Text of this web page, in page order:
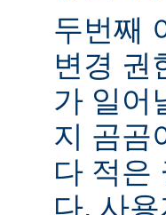
두번째
변경 권
가 일어
지 곰곰
다 적은
다. 사